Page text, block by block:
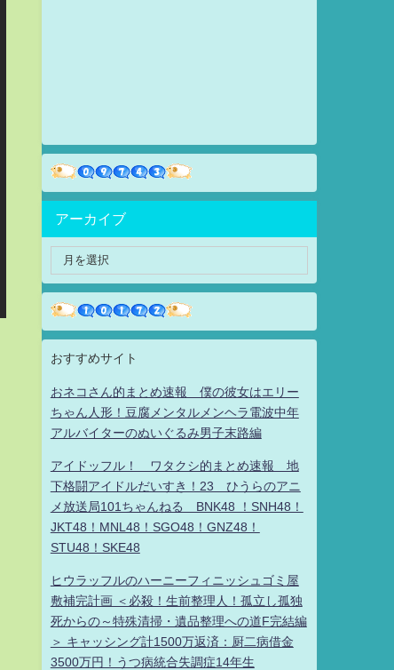
アーカイブ
おすすめサイト
おネコさん的まとめ速報 僕の彼女はエリー
ちゃん人形！豆腐メンタルメンヘラ電波中年
アルバイターのぬいぐるみ男子末路編
アイドッフル！ ワタクシ的まとめ速報 地
下格闘アイドルだいすき！23 ひうらのアニ
メ放送局101ちゃんねる BNK48 ！SNH48！
JKT48！MNL48！SGO48！GNZ48！
STU48！SKE48
ヒウラッフルのハーニーフィニッシュゴミ屋
敷補完計画 ＜必殺！生前整理人！孤立し孤独
死からの～特殊清掃・遺品整理への道F完結編
＞ キャッシング計1500万返済：厨二病借金
3500万円！うつ病統合失調症14年生